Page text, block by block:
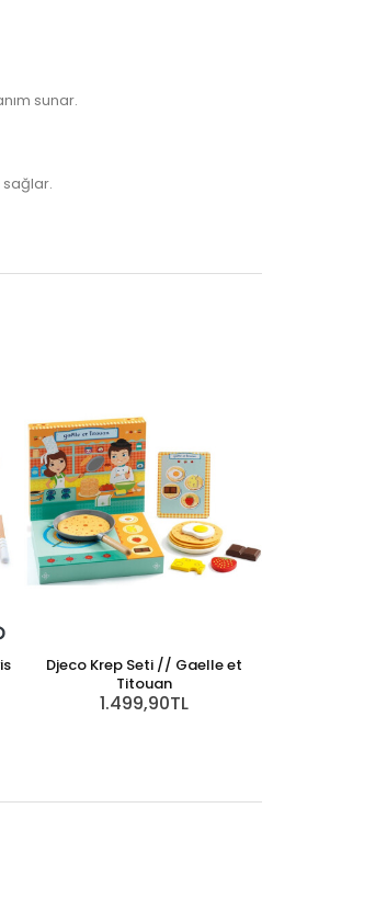
sunar.
Djeco Krep Seti // Gaelle et
Titouan
1.499,90TL